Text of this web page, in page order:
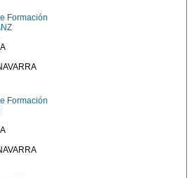
Formación
Formación